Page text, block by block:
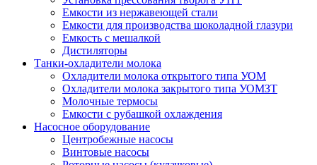
Емкости из нержавеющей стали
Емкости для производства шоколадной глазури
Емкость с мешалкой
Дистиляторы
Танки-охладители молока
Охладители молока открытого типа УОМ
Охладители молока закрытого типа УОМЗТ
Молочные термосы
Емкости с рубашкой охлаждения
Насосное оборудование
Центробежные насосы
Винтовые насосы